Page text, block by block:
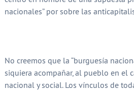
nacionales” por sobre las
No creemos que la “burguesía
siquiera acompañar, al pueblo en el
nacional y social. Los vínculos de